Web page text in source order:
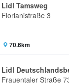
Lidl Tamsweg
Florianistraße 3
70.6km
Lidl
Frauentaler Straße